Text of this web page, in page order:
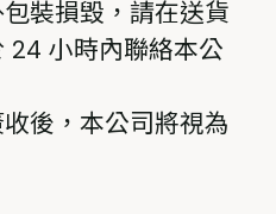
裝損毀，請在送貨
24 小時內聯絡本公
後，本公司將視為